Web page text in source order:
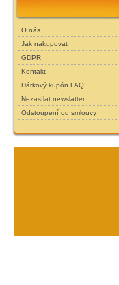
O nás
Jak nakupovat
GDPR
Kontakt
Dárkový kupón FAQ
Nezasílat newslatter
Odstoupení od smlouvy